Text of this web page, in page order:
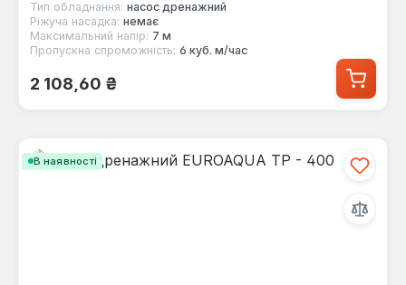
Тип обладнання: насос дренажний
Ріжуча насадка: немає
Максимальний напір: 7 м
Пропускна спроможність: 6 куб. м/час
Звичайна ціна:
2 108,60 ₴
В наявності